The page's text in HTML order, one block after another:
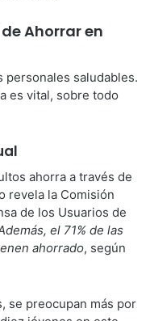
Ahorrar en
personales saludables.
es vital, sobre todo
ahorra a través de
revela la Comisión
de los Usuarios de
el 71% de las
ahorrado, según
se preocupan más por